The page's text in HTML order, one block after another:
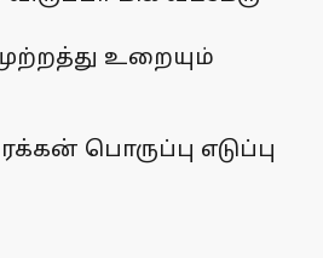
உறையும்
பொருப்பு எடுப்பு